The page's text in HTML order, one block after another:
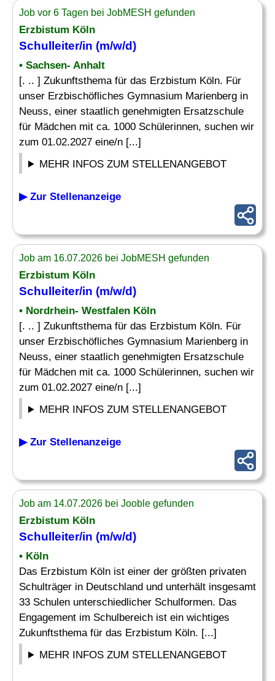
Job vor 6 Tagen bei JobMESH gefunden
Erzbistum Köln
Schulleiter/in (m/w/d)
• Sachsen- Anhalt
[. .. ] Zukunftsthema für das Erzbistum Köln. Für
unser Erzbischöfliches Gymnasium Marienberg in
Neuss, einer staatlich genehmigten Ersatzschule
für Mädchen mit ca. 1000 Schülerinnen, suchen wir
zum 01.02.2027 eine/n [...]
MEHR INFOS ZUM STELLENANGEBOT
▶ Zur Stellenanzeige
Job am 16.07.2026 bei JobMESH gefunden
Erzbistum Köln
Schulleiter/in (m/w/d)
• Nordrhein- Westfalen Köln
[. .. ] Zukunftsthema für das Erzbistum Köln. Für
unser Erzbischöfliches Gymnasium Marienberg in
Neuss, einer staatlich genehmigten Ersatzschule
für Mädchen mit ca. 1000 Schülerinnen, suchen wir
zum 01.02.2027 eine/n [...]
MEHR INFOS ZUM STELLENANGEBOT
▶ Zur Stellenanzeige
Job am 14.07.2026 bei Jooble gefunden
Erzbistum Köln
Schulleiter/in (m/w/d)
• Köln
Das Erzbistum Köln ist einer der größten privaten
Schulträger in Deutschland und unterhält insgesamt
33 Schulen unterschiedlicher Schulformen. Das
Engagement im Schulbereich ist ein wichtiges
Zukunftsthema für das Erzbistum Köln. [...]
MEHR INFOS ZUM STELLENANGEBOT